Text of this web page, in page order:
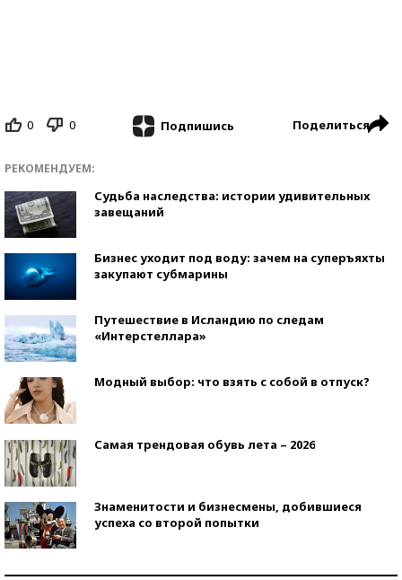
0 0 Подпишись Поделиться
РЕКОМЕНДУЕМ:
Судьба наследства: истории удивительных
завещаний
Бизнес уходит под воду: зачем на суперъяхты
закупают субмарины
Путешествие в Исландию по следам
«Интерстеллара»
Модный выбор: что взять с собой в отпуск?
Самая трендовая обувь лета – 2026
Знаменитости и бизнесмены, добившиеся
успеха со второй попытки